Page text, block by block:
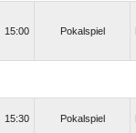
15:00 Pokalspiel
15:30 Pokalspiel